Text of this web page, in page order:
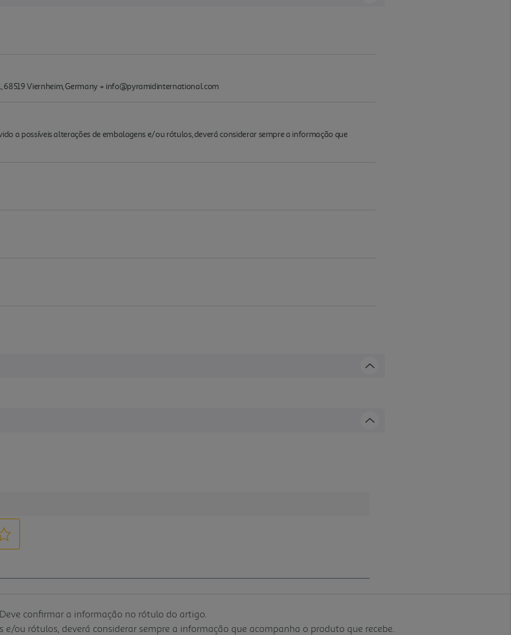
68519 Viernheim, Germany + info@pyramidinternational.com
a possíveis alterações de embalagens e/ou rótulos, deverá considerar sempre a informação que
Deve confirmar a informação no rótulo do artigo.
ou rótulos, deverá considerar sempre a informação que acompanha o produto que recebe.